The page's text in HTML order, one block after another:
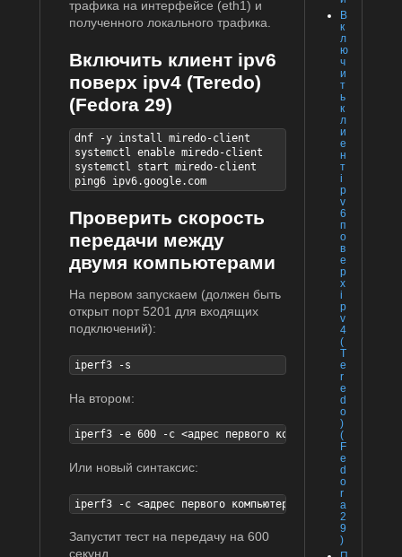
В
к
л
ю
ч
и
т
ь
к
л
и
е
н
т
i
p
v
6
п
о
в
е
р
х
i
p
v
4
(
T
e
r
e
d
o
)
(
F
e
d
o
r
a
2
9
)
трафика на интерфейсе (eth1) и
полученного локального трафика.
Включить клиент ipv6
поверх ipv4 (Teredo)
(Fedora 29)
dnf -y install miredo-client
systemctl enable miredo-client
systemctl start miredo-client
ping6 ipv6.google.com
Проверить скорость
передачи между
двумя компьютерами
На первом запускаем (должен быть
открыт порт 5201 для входящих
подключений):
iperf3 -s
На втором:
iperf3 -е 600 -с <адрес первого компьютера>
Или новый синтаксис:
iperf3 -с <адрес первого компьютера> -t 600
Запустит тест на передачу на 600
секунд.